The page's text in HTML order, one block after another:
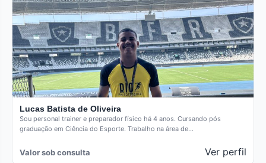
Lucas Batista de Oliveira
Sou personal trainer e preparador físico há 4 anos. Cursando pós
graduação em Ciência do Esporte. Trabalho na área de…
Valor sob consulta Ver perfil